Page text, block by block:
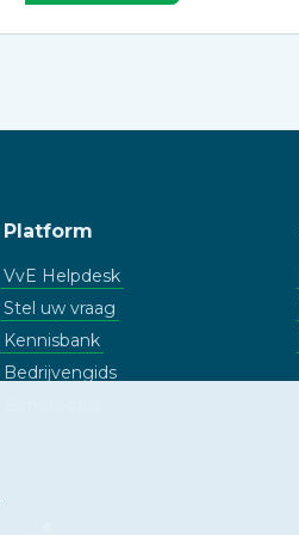
Platform
VvE Helpdesk
Stel uw vraag
Kennisbank
Bedrijvengids